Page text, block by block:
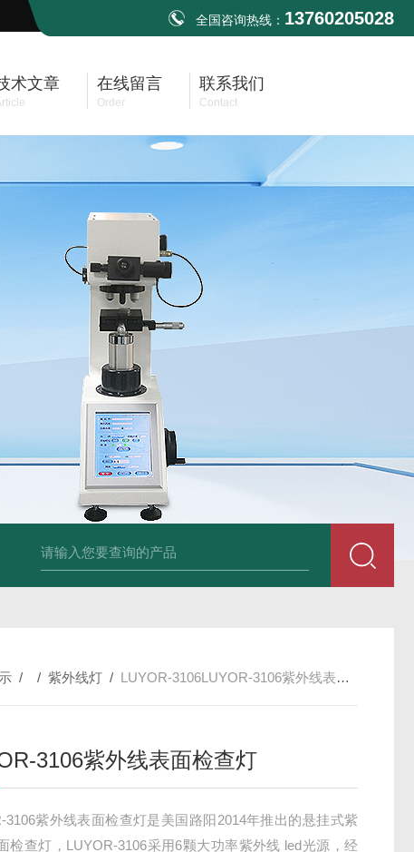
全国咨询热线： 13760205028
术文章 在线留言
Order
联系我们
Contact
德国CS公司声学泄漏摄像机检测仪 德国美翠Metrel MI2088
/ /紫外线灯 / LUYOR-3106LUYOR-3106紫外线表面检查灯
3106紫外线表面检查灯
3106紫外线表面检查灯是美国路阳2014年推出的悬挂式紫
检查灯，LUYOR-3106采用6颗大功率紫外线 led光源，经